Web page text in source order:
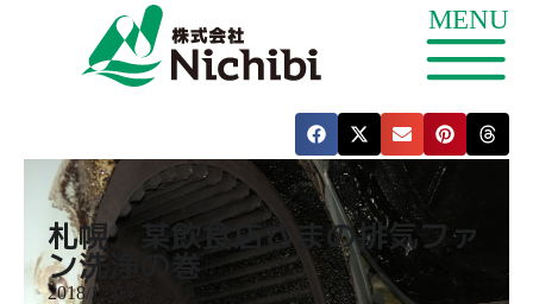
札幌 某飲食店さまの排気ファ
ン洗浄の巻
2018/12/04